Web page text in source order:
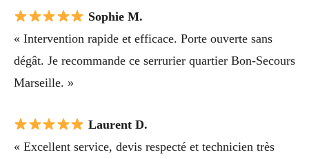
Sophie M.
« Intervention rapide et efficace. Porte ouverte sans
dégât. Je recommande ce serrurier quartier Bon-Secours
Marseille. »
Laurent D.
« Excellent service, devis respecté et technicien très